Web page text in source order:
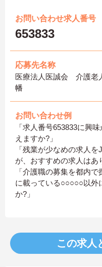
お問い合わせ求人番号
653833
応募先名称
医療法人医誠会 介護老
幡
お問い合わせ例
「求人番号653833に興
えますか?」
「残業が少なめの求人
が、おすすめの求人はあ
「介護職の募集を都内
に載っている○○○○○以外
か?」
この求人